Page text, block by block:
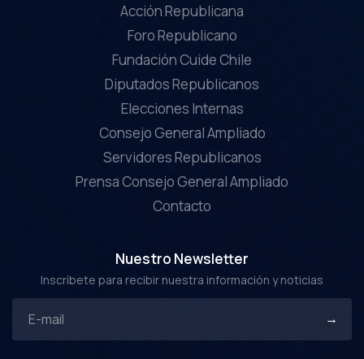
Acción Republicana
Foro Republicano
Fundación Cuide Chile
Diputados Republicanos
Elecciones Internas
Consejo General Ampliado
Servidores Republicanos
Prensa Consejo General Ampliado
Contacto
Nuestro Newsletter
Inscríbete para recibir nuestra información y noticias